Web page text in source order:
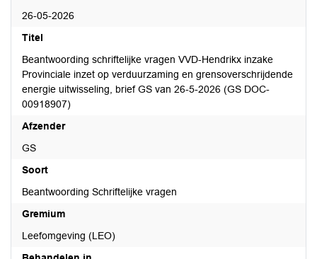
26-05-2026
Titel
Beantwoording schriftelijke vragen VVD-Hendrikx inzake
Provinciale inzet op verduurzaming en grensoverschrijdende
energie uitwisseling, brief GS van 26-5-2026 (GS DOC-
00918907)
Afzender
GS
Soort
Beantwoording Schriftelijke vragen
Gremium
Leefomgeving (LEO)